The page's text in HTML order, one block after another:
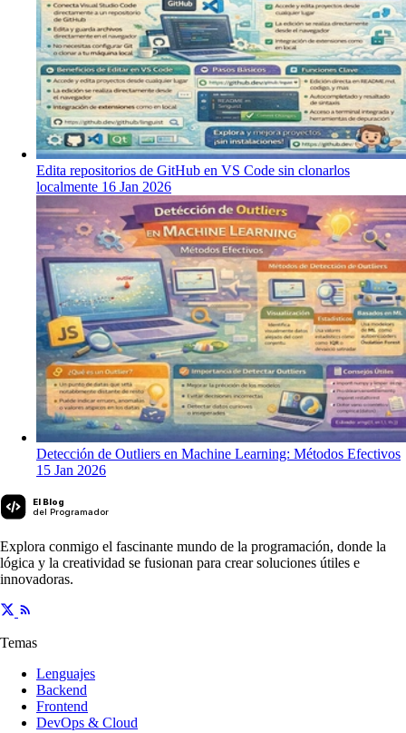
Edita repositorios de GitHub en VS Code sin clonarlos
localmente 16 Jan 2026
Detección de Outliers en Machine Learning: Métodos Efectivos
15 Jan 2026
El Blog
del Programador
Explora conmigo el fascinante mundo de la programación, donde la
lógica y la creatividad se fusionan para crear soluciones útiles e
innovadoras.
Temas
Lenguajes
Backend
Frontend
DevOps & Cloud